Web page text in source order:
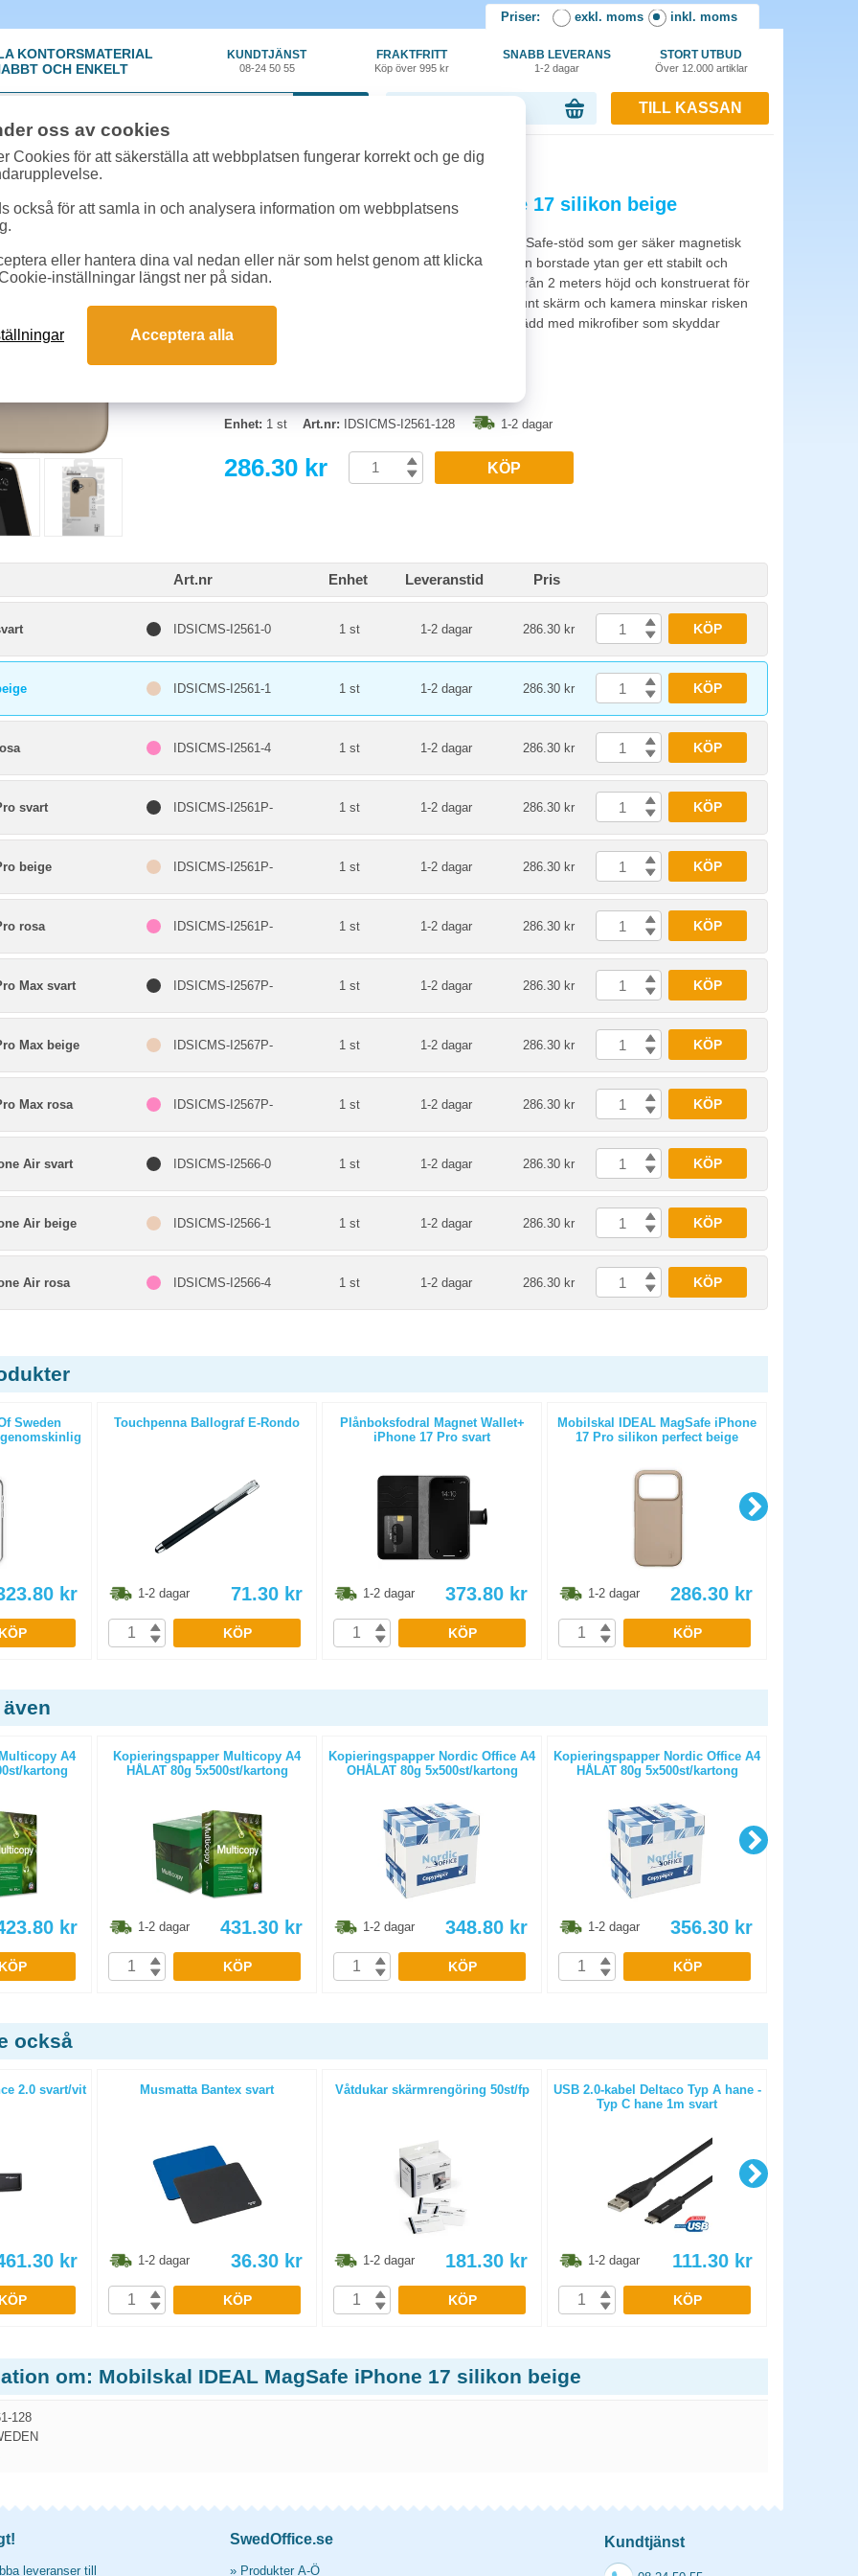
Priser: exkl. moms inkl. moms
KONTORSMATERIAL
OCH ENKELT
KUNDTJÄNST
08-24 50 55
FRAKTFRITT
Köp över 995 kr
SNABB LEVERANS
1-2 dagar
STORT UTBUD
Över 12.000 artiklar
TILL KASSAN
»iPhone tillbehör»Mobilskal IDEAL MagSafe iPhone 17 silikon beige
Mobilskal IDEAL MagSafe iPhone 17 silikon beige
Silikonskal från Ideal of Sweden med inbyggt MagSafe-stöd som ger säker magnetisk
anslutning till kompatibla tillbehör och laddare. Den borstade ytan ger ett stabilt och
halksäkert grepp i handen. Skalet är dropptestat från 2 meters höjd och konstruerat för
att ge skydd vid fall och stötar. Upphöjda kanter runt skärm och kamera minskar risken
för repor vid placering på plana ytor. Insidan är klädd med mikrofiber som skyddar
telefonens baksida mot slitage.
Enhet: 1 st Art.nr: IDSICMS-I2561-128 1-2 dagar
286.30 kr KÖP
Art.nr Enhet Leveranstid Pris
IDSICMS-I2561-0 1 st 1-2 dagar 286.30 kr KÖP
IDSICMS-I2561-1 1 st 1-2 dagar 286.30 kr KÖP
IDSICMS-I2561-4 1 st 1-2 dagar 286.30 kr KÖP
svart IDSICMS-I2561P- 1 st 1-2 dagar 286.30 kr KÖP
beige IDSICMS-I2561P- 1 st 1-2 dagar 286.30 kr KÖP
rosa IDSICMS-I2561P- 1 st 1-2 dagar 286.30 kr KÖP
Max svart IDSICMS-I2567P- 1 st 1-2 dagar 286.30 kr KÖP
Max beige IDSICMS-I2567P- 1 st 1-2 dagar 286.30 kr KÖP
Max rosa IDSICMS-I2567P- 1 st 1-2 dagar 286.30 kr KÖP
Air svart IDSICMS-I2566-0 1 st 1-2 dagar 286.30 kr KÖP
Air beige IDSICMS-I2566-1 1 st 1-2 dagar 286.30 kr KÖP
Air rosa IDSICMS-I2566-4 1 st 1-2 dagar 286.30 kr KÖP
Sweden
kr
KÖP
Touchpenna Ballograf E-Rondo
1-2 dagar 71.30 kr
KÖP
Plånboksfodral Magnet Wallet+
iPhone 17 Pro svart
1-2 dagar 373.80 kr
KÖP
Mobilskal IDEAL MagSafe iPhone
17 Pro silikon perfect beige
1-2 dagar 286.30 kr
KÖP
A4
kartong
kr
KÖP
Kopieringspapper Multicopy A4
HÅLAT 80g 5x500st/kartong
1-2 dagar 431.30 kr
KÖP
Kopieringspapper Nordic Office A4
OHÅLAT 80g 5x500st/kartong
1-2 dagar 348.80 kr
KÖP
Kopieringspapper Nordic Office A4
HÅLAT 80g 5x500st/kartong
1-2 dagar 356.30 kr
KÖP
också
2.0 svart/vit
kr
KÖP
Musmatta Bantex svart
1-2 dagar 36.30 kr
KÖP
Våtdukar skärmrengöring 50st/fp
1-2 dagar 181.30 kr
KÖP
USB 2.0-kabel Deltaco Typ A hane -
Typ C hane 1m svart
1-2 dagar 111.30 kr
KÖP
om: Mobilskal IDEAL MagSafe iPhone 17 silikon beige
128
leveranser till
SwedOffice.se
» Produkter A-Ö
Kundtjänst
oss av cookies
Cookies för att säkerställa att webbplatsen fungerar korrekt och ge dig
också för att samla in och analysera information om webbplatsens
eller hantera dina val nedan eller när som helst genom att klicka
inställningar längst ner på sidan.
Acceptera alla